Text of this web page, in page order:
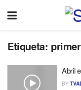
Etiqueta:
Abril
BY